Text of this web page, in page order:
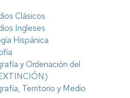
Clásicos
Ingleses
Hispánica
y Ordenación del
Territorio y Medio